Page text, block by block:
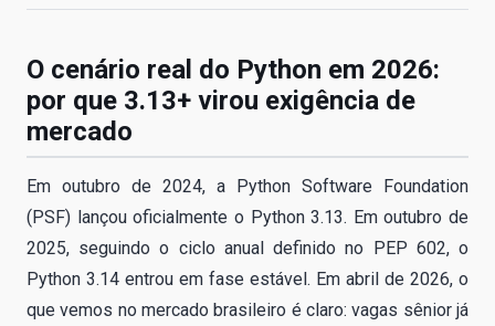
O cenário real do Python em 2026:
por que 3.13+ virou exigência de
mercado
Em outubro de 2024, a Python Software Foundation
(PSF) lançou oficialmente o Python 3.13. Em outubro de
2025, seguindo o ciclo anual definido no PEP 602, o
Python 3.14 entrou em fase estável. Em abril de 2026, o
que vemos no mercado brasileiro é claro: vagas sênior já